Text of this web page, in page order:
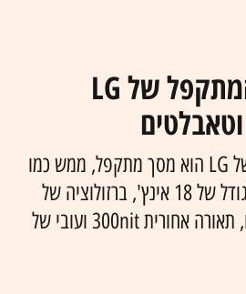
נחשף המסך המתקפל של LG
ה-Rollable Display של LG הוא מסך מתקפל, ממש כמו
נייר עיתון, והוא מגיע בגודל של 18 אינץ', ברזולוציה של
810 על 2100 פיקסלים, תאורה אחורית 300nit ועובי של